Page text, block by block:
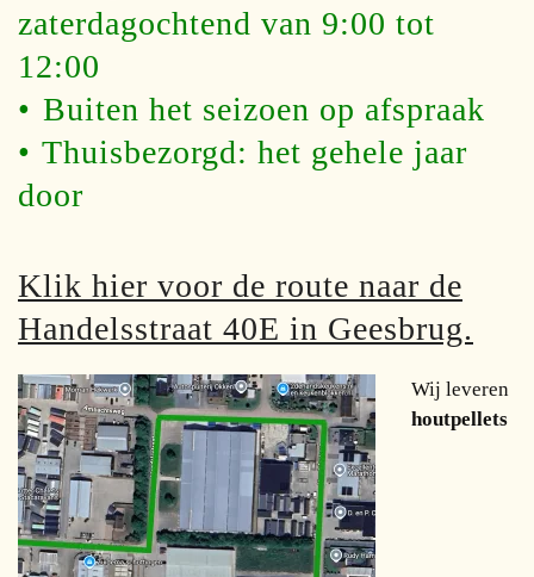
zaterdagochtend van 9:00 tot
12:00
•⁠ ⁠Buiten het seizoen op afspraak
•⁠ ⁠Thuisbezorgd: het gehele jaar
door
Klik hier voor de route naar de
Handelsstraat 40E in Geesbrug.
Wij leveren
houtpellets